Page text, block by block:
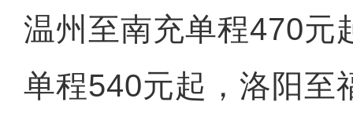
温州至南充单程470元
单程540元起，洛阳至